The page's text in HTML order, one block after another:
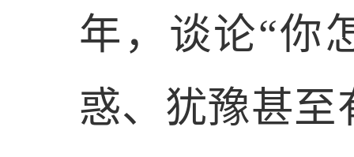
年，谈论“你
惑、犹豫甚至